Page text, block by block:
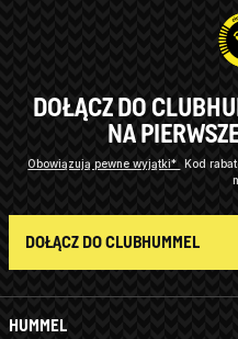
HUMMEL
DOŁĄCZ DO
NA
Obowiązują pewne wyjątki* Kod
DOŁĄCZ DO CLUBHUMMEL